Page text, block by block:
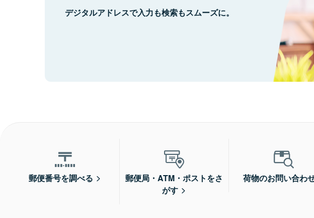
デジタルアドレスで入力も検索もスムーズに。
郵便番号を調べる
郵便局・ATM・ポストをさ
がす
荷物のお問い合わ